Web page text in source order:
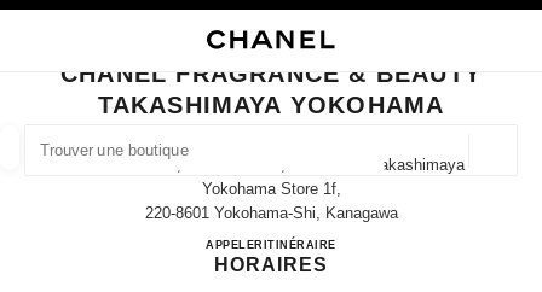
TROUVER UNE BOUTIQUE
Les suggestions sont affichées sous cette barre de recherche
0 suggestions disponibles
FERMER LA FICHE BOUTIQUE CHANEL FRAGRANCE & BEAUTY
CHANEL FRAGRANCE & BEAUTY
TAKASHIMAYA YOKOHAMA
1 Chome-6-31, Minamisaiwai, Nishi-Ward Takashimaya
Yokohama Store 1f,
220-8601 Yokohama-Shi, Kanagawa
APPELER045-311-5519
ITINÉRAIRECHANEL FRAGRANCE &
HORAIRES
LUNETTES HORLOGERIE ET JOAILLERIE